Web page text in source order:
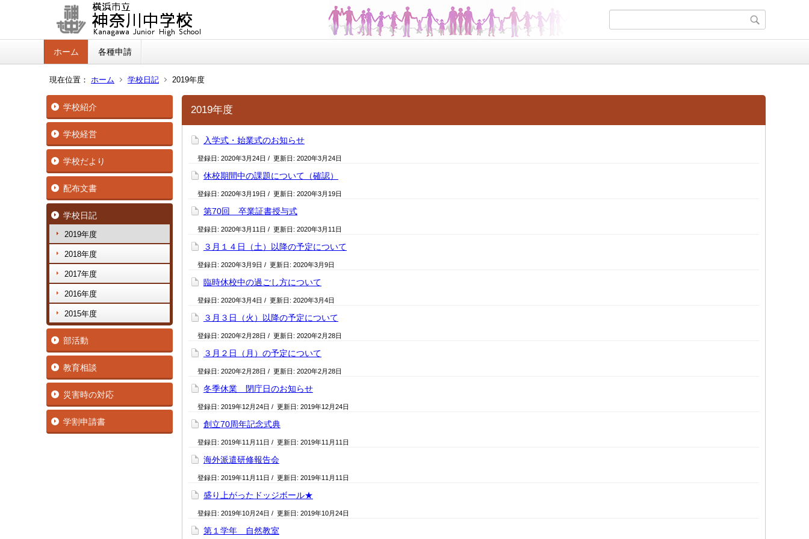
ホーム 各種申請
現在位置： ホーム 学校日記 2019年度
学校紹介
学校経営
学校だより
配布文書
学校日記
2019年度
2018年度
2017年度
2016年度
2015年度
部活動
教育相談
災害時の対応
学割申請書
2019年度
入学式・始業式のお知らせ
登録日: 2020年3月24日 / 更新日: 2020年3月24日
休校期間中の課題について（確認）
登録日: 2020年3月19日 / 更新日: 2020年3月19日
第70回 卒業証書授与式
登録日: 2020年3月11日 / 更新日: 2020年3月11日
３月１４日（土）以降の予定について
登録日: 2020年3月9日 / 更新日: 2020年3月9日
臨時休校中の過ごし方について
登録日: 2020年3月4日 / 更新日: 2020年3月4日
３月３日（火）以降の予定について
登録日: 2020年2月28日 / 更新日: 2020年2月28日
３月２日（月）の予定について
登録日: 2020年2月28日 / 更新日: 2020年2月28日
冬季休業 閉庁日のお知らせ
登録日: 2019年12月24日 / 更新日: 2019年12月24日
創立70周年記念式典
登録日: 2019年11月11日 / 更新日: 2019年11月11日
海外派遣研修報告会
登録日: 2019年11月11日 / 更新日: 2019年11月11日
盛り上がったドッジボール★
登録日: 2019年10月24日 / 更新日: 2019年10月24日
第１学年 自然教室